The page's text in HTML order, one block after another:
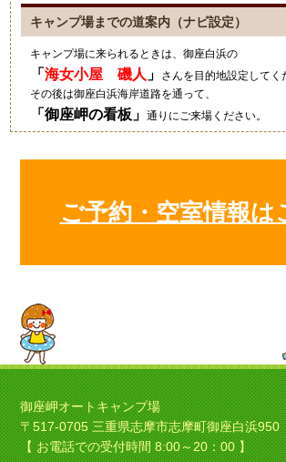
キャンプ場までの道案内（ナビ設定）
キャンプ場に来られるときは、御座白浜の
「 海女小屋 磯人 」
さんを目的地設定してく
その後は御座白浜海岸道路を通って、
「 御座岬の看板 」 通りにご来場ください。
狼のイラストの入ったワンポ
春キャンプの季節ですね！
暖かくなってきましたね！春
キャンプにいい季節ですね！
ご予約・空室情報は
御座岬オートキャンプ場
〒517-0705 三重県志摩市志摩町御座白浜950
【 お電話での受付時間 8:00～20：00 】